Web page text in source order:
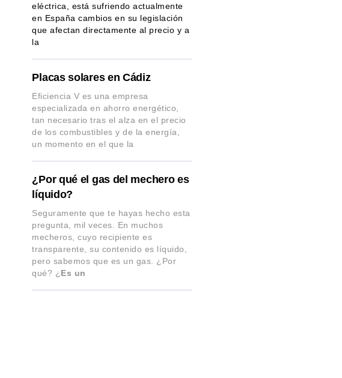
eléctrica, está sufriendo actualmente
en España cambios en su legislación
que afectan directamente al precio y a
la
Placas solares en Cádiz
Eficiencia V es una empresa
especializada en ahorro energético,
tan necesario tras el alza en el precio
de los combustibles y de la energía,
un momento en el que la
¿Por qué el gas del mechero es
líquido?
Seguramente que te hayas hecho esta
pregunta, mil veces. En muchos
mecheros, cuyo recipiente es
transparente, su contenido es líquido,
pero sabemos que es un gas. ¿Por
qué? ¿Es un